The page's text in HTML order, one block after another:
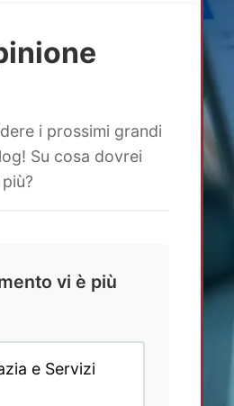
i prossimi grandi
Su cosa dovrei
vi è più
e Servizi